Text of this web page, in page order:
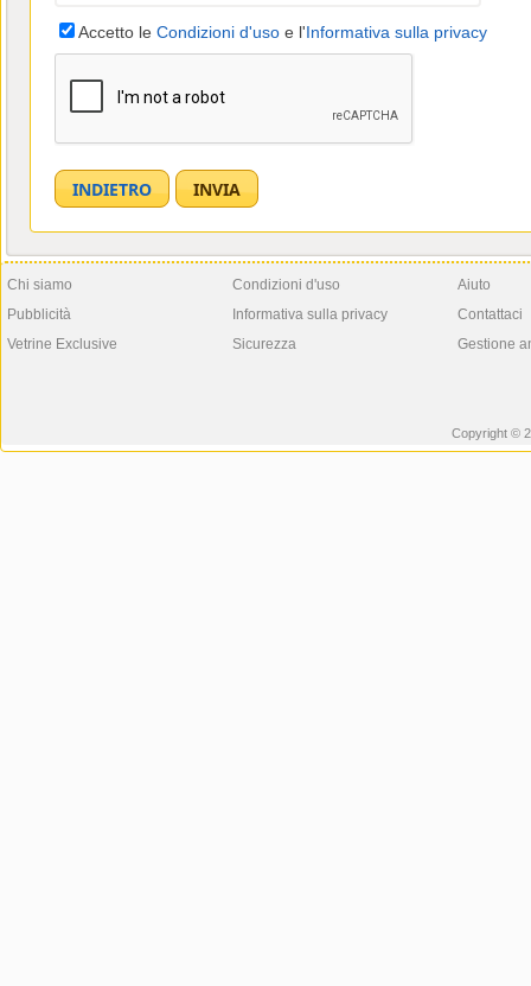
Accetto le Condizioni d'uso e l'Informativa sulla privacy
Chi siamo
Pubblicità
Vetrine Exclusive
Condizioni d'uso
Informativa sulla privacy
Sicurezza
Aiuto
Contattaci
Gestione
Copyright ©